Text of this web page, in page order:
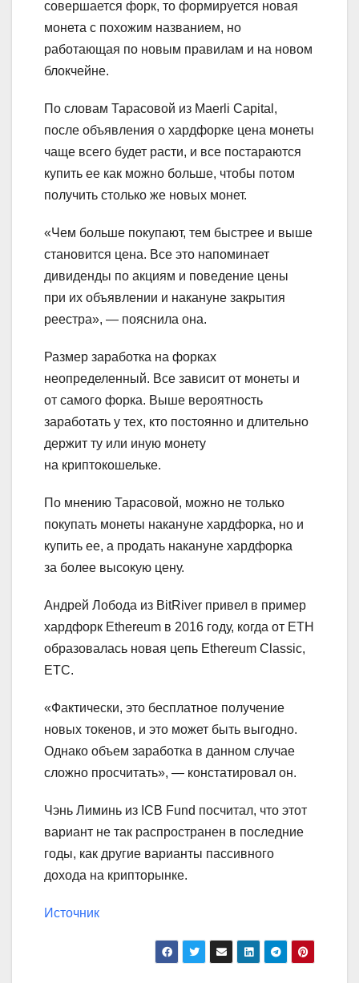
совершается форк, то формируется новая
монета с похожим названием, но
работающая по новым правилам и на новом
блокчейне.
По словам Тарасовой из Maerli Capital,
после объявления о хардфорке цена монеты
чаще всего будет расти, и все постараются
купить ее как можно больше, чтобы потом
получить столько же новых монет.
«Чем больше покупают, тем быстрее и выше
становится цена. Все это напоминает
дивиденды по акциям и поведение цены
при их объявлении и накануне закрытия
реестра», — пояснила она.
Размер заработка на форках
неопределенный. Все зависит от монеты и
от самого форка. Выше вероятность
заработать у тех, кто постоянно и длительно
держит ту или иную монету
на криптокошельке.
По мнению Тарасовой, можно не только
покупать монеты накануне хардфорка, но и
купить ее, а продать накануне хардфорка
за более высокую цену.
Андрей Лобода из BitRiver привел в пример
хардфорк Ethereum в 2016 году, когда от ETH
образовалась новая цепь Ethereum Classic,
ETC.
«Фактически, это бесплатное получение
новых токенов, и это может быть выгодно.
Однако объем заработка в данном случае
сложно просчитать», — констатировал он.
Чэнь Лиминь из ICB Fund посчитал, что этот
вариант не так распространен в последние
годы, как другие варианты пассивного
дохода на крипторынке.
Источник